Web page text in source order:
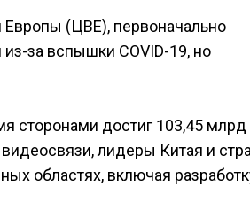
(ЦВЕ), первоначально
за вспышки COVID-19, но
сторонами достиг 103,45 млрд
лидеры Китая и
областях, включая